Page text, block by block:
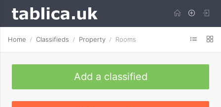
Home Classifieds Property Rooms
Add a classified